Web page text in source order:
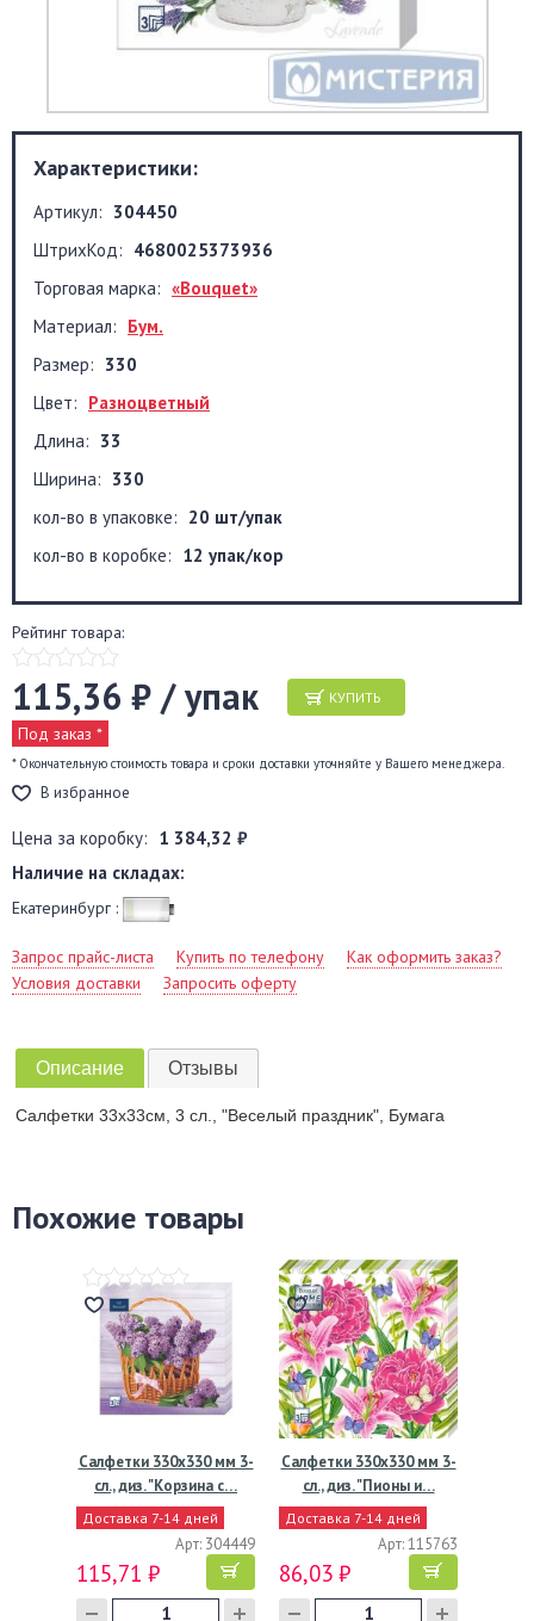
Характеристики:
Артикул: 304450
ШтрихКод: 4680025373936
Торговая марка: «Bouquet»
Материал: Бум.
Размер: 330
Цвет: Разноцветный
Длина: 33
Ширина: 330
кол-во в упаковке: 20 шт/упак
кол-во в коробке: 12 упак/кор
Рейтинг товара:
115,36 ₽ / упак КУПИТЬ
Под заказ *
* Окончательную стоимость товара и сроки доставки уточняйте у Вашего менеджера.
В избранное
Цена за коробку: 1 384,32 ₽
Наличие на складах:
Екатеринбург :
Запрос прайс-листа Купить по телефону
Как оформить заказ?
Условия доставки
Запросить оферту
Описание Отзывы
Салфетки 33х33см, 3 сл., "Веселый праздник", Бумага
Похожие товары
Салфетки 330х330 мм 3-
сл., диз. "Корзина с…
Доставка 7-14 дней
Арт: 304449
115,71 ₽
Салфетки 330х330 мм 3-
сл., диз. "Пионы и…
Доставка 7-14 дней
Арт: 115763
86,03 ₽